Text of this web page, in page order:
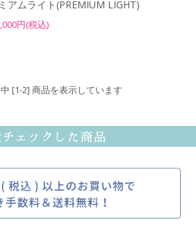
アムライト(PREMIUM LIGHT)
円(税込)
[1-2] 商品を表示しています